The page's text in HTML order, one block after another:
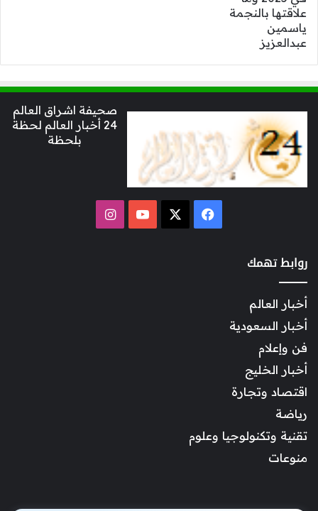
صحيفة اشراق العالم
24 أخبار العالم لحظة
بلحظة
فيسبوك ‫YouTubeانستقرام
روابط تهمك
أخبار العالم
أخبار السعودية
فن وإعلام
أخبار الخليج
اقتصاد وتجارة
رياضة
تقنية وتكنولوجيا وعلوم
منوعات